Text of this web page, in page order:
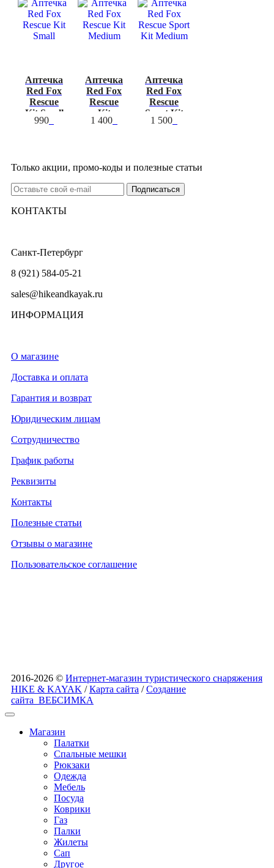
Аптечка
Red Fox
Rescue
Kit Small
990
Аптечка
Red Fox
Rescue
Kit
Medium
1 400
Аптечка
Red Fox
Rescue
Sport Kit
Medium
1 500
Только акции, промо-коды и полезные статьи
КОНТАКТЫ
Санкт-Петербург
8 (921) 584-05-21
sales@hikeandkayak.ru
ИНФОРМАЦИЯ
О магазине
Доставка и оплата
Гарантия и возврат
Юридическим лицам
Сотрудничество
График работы
Реквизиты
Контакты
Полезные статьи
Отзывы о магазине
Пользовательское соглашение
2016-2026 © Интернет-магазин туристического снаряжения
HIKE & KAYAK /Карта сайта /Создание
сайта ВЕБСИМКА
Магазин
Палатки
Спальные мешки
Рюкзаки
Одежда
Мебель
Посуда
Коврики
Газ
Палки
Жилеты
Сап
Другое